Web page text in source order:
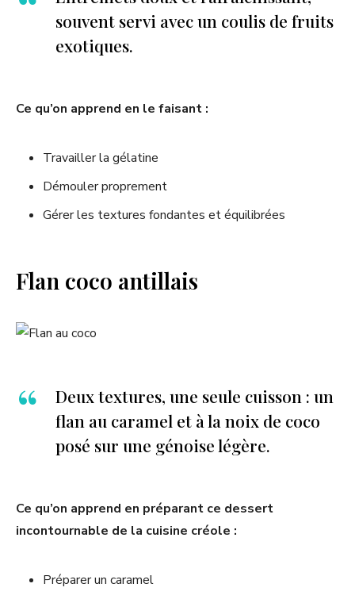
souvent servi avec un coulis de fruits
exotiques.
Ce qu’on apprend en le faisant :
Travailler la gélatine
Démouler proprement
Gérer les textures fondantes et équilibrées
Flan coco antillais
Deux textures, une seule cuisson : un
flan au caramel et à la noix de coco
posé sur une génoise légère.
Ce qu’on apprend en préparant ce dessert
incontournable de la cuisine créole :
Préparer un caramel